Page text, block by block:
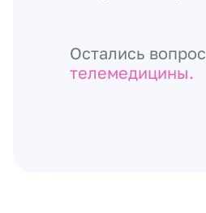
Остались
телемедицины.